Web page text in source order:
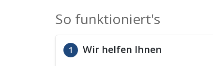
So funktioniert's
1 Wir helfen Ihnen